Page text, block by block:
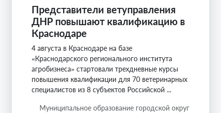
Представители ветуправления
ДНР повышают квалификацию в
Краснодаре
4 августа в Краснодаре на базе
«Краснодарского регионального института
агробизнеса» стартовали трехдневные курсы
повышения квалификации для 70 ветеринарных
специалистов из 8 субъектов Российской ...
Муниципальное образование городской округ